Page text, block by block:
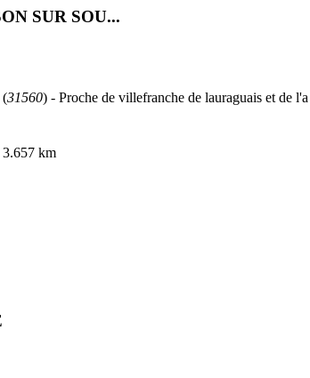
SUR SOU...
(31560) - Proche de villefranche de lauraguais et de
3.657 km